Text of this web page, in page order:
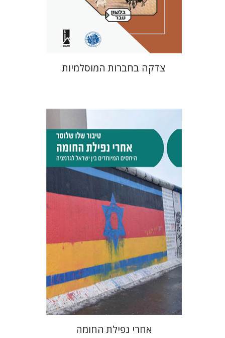
הנחת אתר ספר מודפס
$46
$41
צדקה בחברות המוסלמיות
טיבור שלו שלוסר
הנחת אתר ספר מודפס
$42
$38
אחרי נפילת החומה